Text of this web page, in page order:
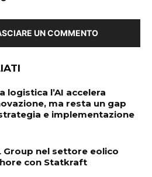
UN COMMENTO
logistica l’AI accelera
ma resta un gap
e implementazione
Group nel settore eolico
con Statkraft